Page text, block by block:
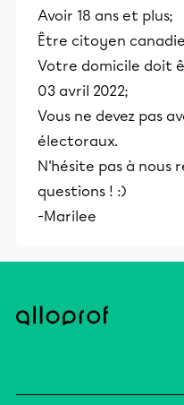
Avoir 18 ans et plus;
Être citoyen
Votre domicile doit
03 avril 2022;
Vous ne devez pas
électoraux.
N'hésite pas à nous
questions ! :)
-Marilee